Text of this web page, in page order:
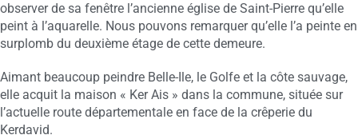
observer de sa fenêtre l’ancienne église de Saint-Pierre qu’elle
peint à l’aquarelle. Nous pouvons remarquer qu’elle l’a peinte en
surplomb du deuxième étage de cette demeure.
Aimant beaucoup peindre Belle-Ile, le Golfe et la côte sauvage,
elle acquit la maison « Ker Ais » dans la commune, située sur
l’actuelle route départementale en face de la crêperie du
Kerdavid.